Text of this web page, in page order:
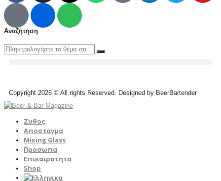
Αναζήτηση
Copyright 2026 © All rights Reserved. Designed by BeerBartender
Ζυθος
Αποσταγμα
Mixing Glass
Προσωπα
Επικαιροτητα
Shop